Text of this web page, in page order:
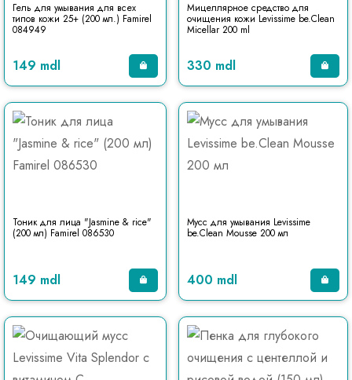
Гель для умывания для всех
типов кожи 25+ (200 мл.) Famirel
084949
149 mdl
Мицеллярное средство для
очищения кожи Levissime be.Clean
Micellar 200 ml
330 mdl
Тоник для лица "Jasmine & rice"
(200 мл) Famirel 086530
149 mdl
Мусс для умывания Levissime
be.Clean Mousse 200 мл
400 mdl